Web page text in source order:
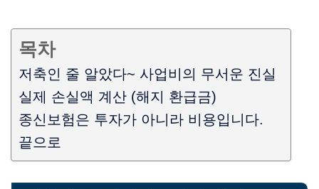
목차
저축인 줄 알았다~ 사업비의 무서운 진실
실제 손실액 계산 (해지 환급금)
종신보험은 투자가 아니라 비용입니다.
끝으로